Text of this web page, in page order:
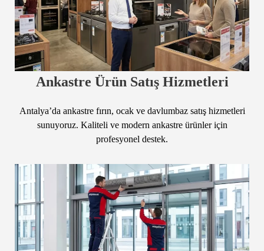
Ankastre Ürün Satış Hizmetleri
Antalya’da ankastre fırın, ocak ve davlumbaz satış hizmetleri
sunuyoruz. Kaliteli ve modern ankastre ürünler için
profesyonel destek.